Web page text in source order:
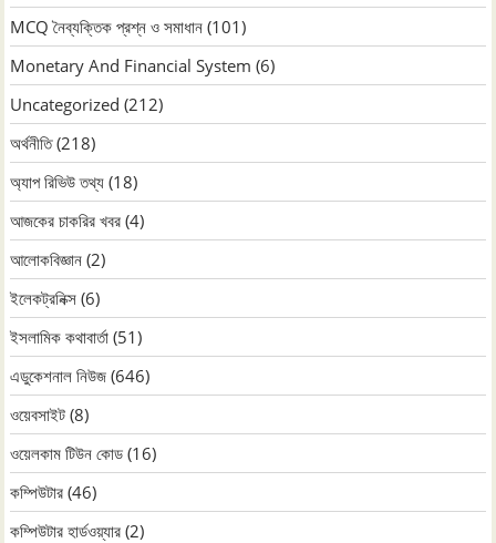
MCQ নৈব্যক্তিক প্রশ্ন ও সমাধান (101)
Monetary And Financial System (6)
Uncategorized (212)
অর্থনীতি(218)
অ্যাপ রিভিউ তথ্য (18)
আজকের চাকরির খবর (4)
আলোকবিজ্ঞান (2)
ইলেকট্রনিক্স (6)
ইসলামিক কথাবার্তা (51)
এডুকেশনাল নিউজ (646)
ওয়েবসাইট (8)
ওয়েলকাম টিউন কোড (16)
কম্পিউটার (46)
কম্পিউটার হার্ডওয়্যার (2)